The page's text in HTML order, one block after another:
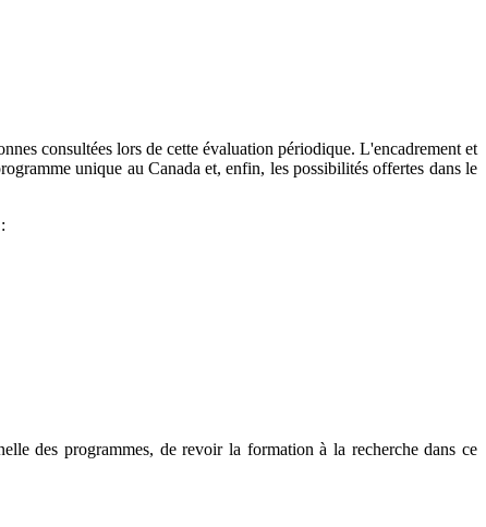
consultées lors de cette évaluation périodique. L'encadrement et
unique au Canada et, enfin, les possibilités offertes dans le
des programmes, de revoir la formation à la recherche dans ce